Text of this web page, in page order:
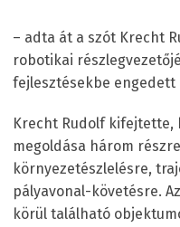
– adta át a szót Krecht
robotikai
fejlesztésekbe
Krecht Rudolf kifejtette,
megoldása három
környezetészlelésre,
pályavonal-követésre.
körül található